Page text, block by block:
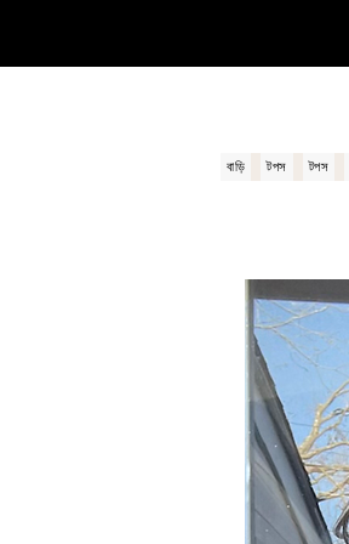
বাড়ি টপস টপস